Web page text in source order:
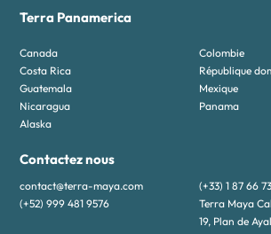
Terra Panamerica
Canada
Colombie
Costa Rica
République
Guatemala
Mexique
Nicaragua
Panama
Alaska
Contactez nous
contact@terra-maya.com
(+33) 1 87 66
(+52) 999 481 9576
Terra Maya
19, Plan de